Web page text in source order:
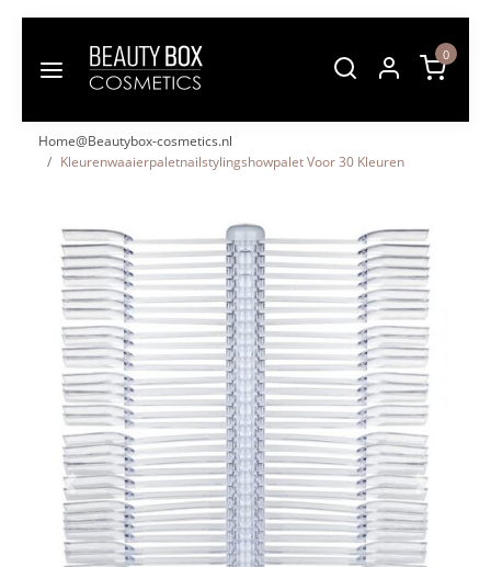
0
Home@Beautybox-cosmetics.nl
Kleurenwaaierpaletnailstylingshowpalet Voor 30 Kleuren
Vorige Volgende